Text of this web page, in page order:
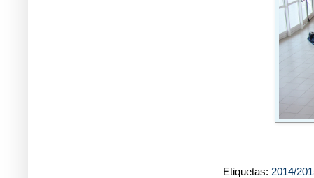
Etiquetas: 2014/